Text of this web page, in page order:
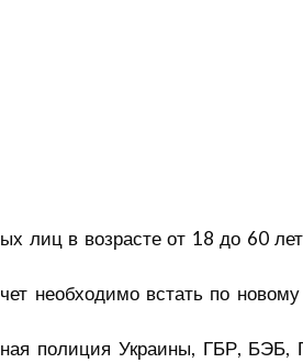
лиц в возрасте от 18 до 60
необходимо встать по
полиция Украины, ГБР, БЭБ,